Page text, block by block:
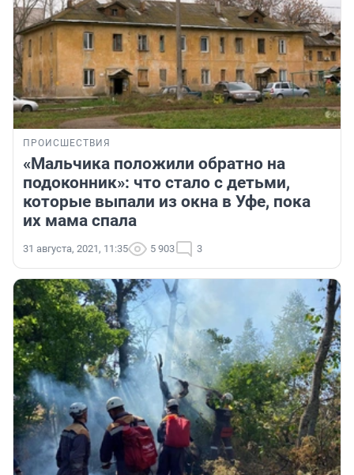
ПРОИСШЕСТВИЯ
«Мальчика положили обратно на
подоконник»: что стало с детьми,
которые выпали из окна в Уфе, пока
их мама спала
31 августа, 2021, 11:35 5 903 3